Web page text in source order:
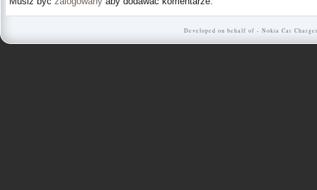
Developed on behalf of - Nokia Car